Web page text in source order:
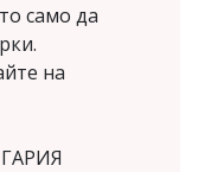
само да
на